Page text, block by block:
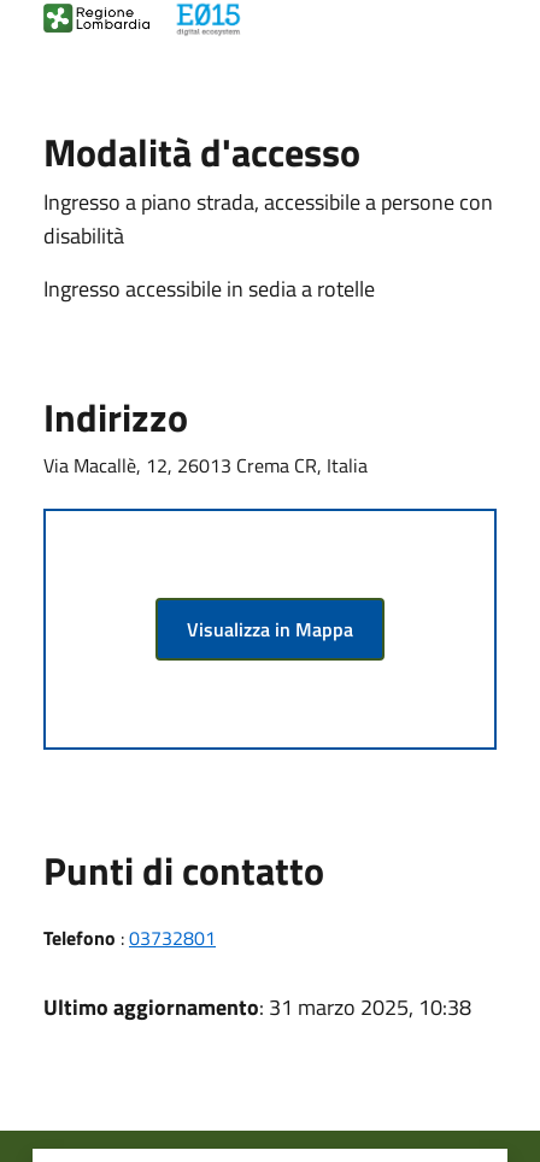
Modalità d'accesso
Ingresso a piano strada, accessibile a persone con
disabilità
Ingresso accessibile in sedia a rotelle
Indirizzo
Via Macallè, 12, 26013 Crema CR, Italia
Visualizza in Mappa
Punti di contatto
Telefono :03732801
Ultimo aggiornamento: 31 marzo 2025, 10:38